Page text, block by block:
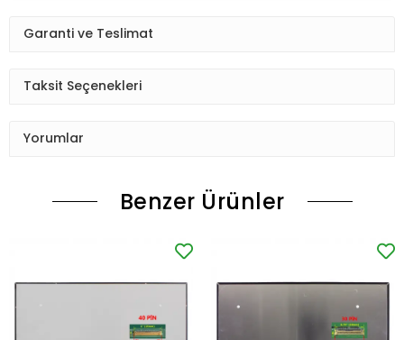
Garanti ve Teslimat
Taksit Seçenekleri
Yorumlar
Benzer Ürünler